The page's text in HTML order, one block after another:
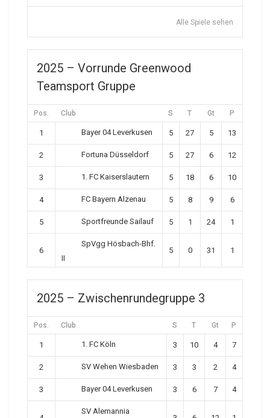
Alle Spiele sehen
2025 – Vorrunde Greenwood
Teamsport Gruppe
Pos. Club S T Gt P
1 Bayer 04 Leverkusen 5 27 5 13
2 Fortuna Düsseldorf 5 27 6 12
3 1. FC Kaiserslautern 5 18 6 10
4 FC Bayern Alzenau 5 8 9 6
5 Sportfreunde Sailauf 5 1 24 1
6
SpVgg Hösbach-Bhf.
II
5 0 31 1
2025 – Zwischenrundegruppe 3
Pos. Club S T Gt P
1 1. FC Köln 3 10 4 7
2 SV Wehen Wiesbaden 3 3 2 4
3 Bayer 04 Leverkusen 3 6 7 4
SV Alemannia